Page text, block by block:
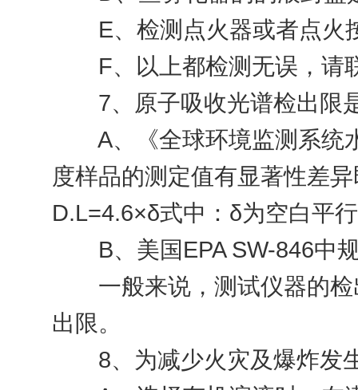
E、检测点火器或者点火
F、以上都检测无误，请
7、原子吸收光谱检出限
A、《全球环境监测系统水
度样品的测定值有显著性差
D.L=4.6×δ式中：δ为空白平
B、美国EPA SW-846中规
一般来说，测试仪器的检
出限。
8、为减少火灾及爆炸发